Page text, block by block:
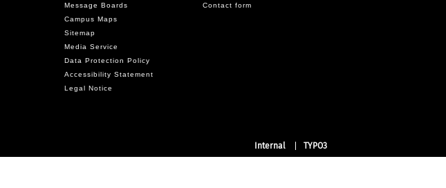
Message Boards
Campus Maps
Sitemap
Media Service
Data Protection Policy
Accessibility Statement
Legal Notice
Contact form
Internal TYPO3